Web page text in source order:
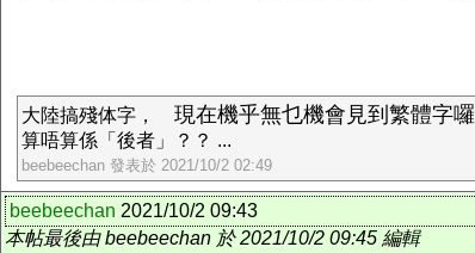
大陸搞殘体字， 現在機乎無乜機會見到繁體字囉
算唔算係「後者」？？ ...
beebeechan 發表於 2021/10/2 02:49
beebeechan 2021/10/2 09:43
本帖最後由 beebeechan 於 2021/10/2 09:45 編輯